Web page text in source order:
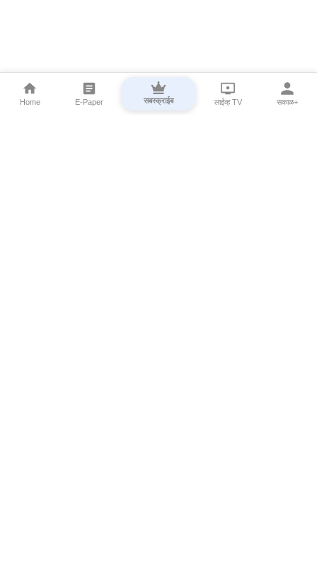
Home E-Paper सबस्क्राईब लाईव्ह TV सकाळ+